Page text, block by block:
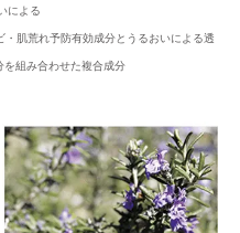
による
肌荒れ予防有効成分とうるおいによる透
組み合わせた複合成分